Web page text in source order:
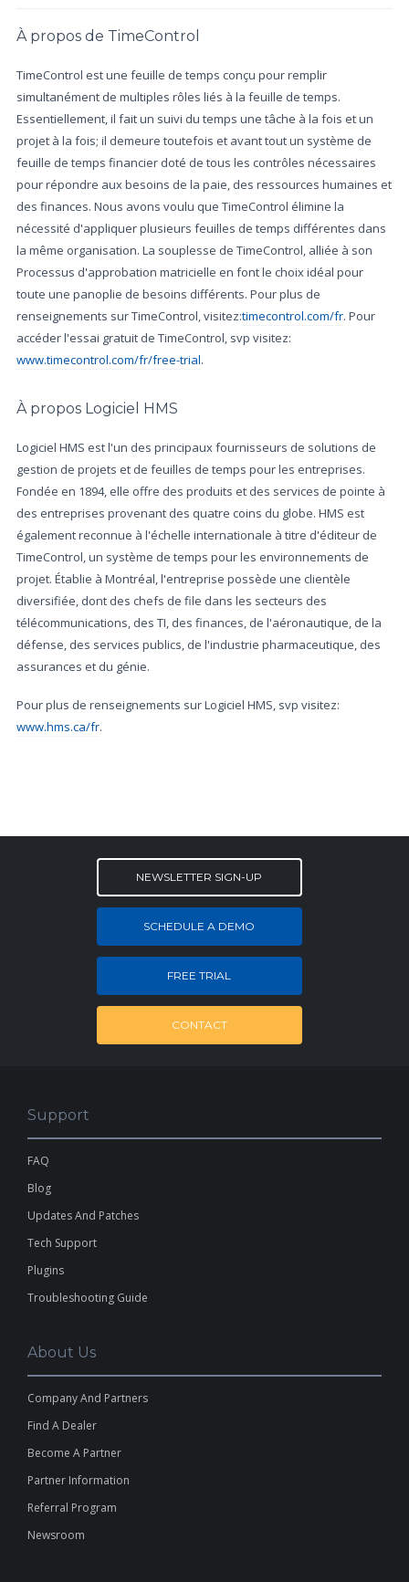
À propos de TimeControl
TimeControl est une feuille de temps conçu pour remplir
simultanément de multiples rôles liés à la feuille de temps.
Essentiellement, il fait un suivi du temps une tâche à la fois et un
projet à la fois; il demeure toutefois et avant tout un système de
feuille de temps financier doté de tous les contrôles nécessaires
pour répondre aux besoins de la paie, des ressources humaines et
des finances. Nous avons voulu que TimeControl élimine la
nécessité d'appliquer plusieurs feuilles de temps différentes dans
la même organisation. La souplesse de TimeControl, alliée à son
Processus d'approbation matricielle en font le choix idéal pour
toute une panoplie de besoins différents. Pour plus de
renseignements sur TimeControl, visitez:timecontrol.com/fr. Pour
accéder l'essai gratuit de TimeControl, svp visitez:
www.timecontrol.com/fr/free-trial.
À propos Logiciel HMS
Logiciel HMS est l'un des principaux fournisseurs de solutions de
gestion de projets et de feuilles de temps pour les entreprises.
Fondée en 1894, elle offre des produits et des services de pointe à
des entreprises provenant des quatre coins du globe. HMS est
également reconnue à l'échelle internationale à titre d'éditeur de
TimeControl, un système de temps pour les environnements de
projet. Établie à Montréal, l'entreprise possède une clientèle
diversifiée, dont des chefs de file dans les secteurs des
télécommunications, des TI, des finances, de l'aéronautique, de la
défense, des services publics, de l'industrie pharmaceutique, des
assurances et du génie.
Pour plus de renseignements sur Logiciel HMS, svp visitez:
www.hms.ca/fr.
NEWSLETTER SIGN-UP
SCHEDULE A DEMO
FREE TRIAL
CONTACT
Support
FAQ
Blog
Updates And Patches
Tech Support
Plugins
Troubleshooting Guide
About Us
Company And Partners
Find A Dealer
Become A Partner
Partner Information
Referral Program
Newsroom